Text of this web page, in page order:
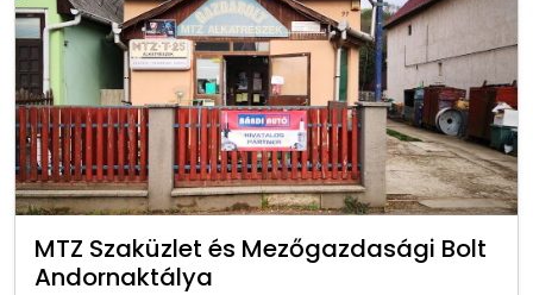
MTZ Szaküzlet és Mezőgazdasági Bolt
Andornaktálya